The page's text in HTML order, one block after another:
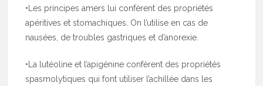
•Les principes amers lui confèrent des propriétés
apéritives et stomachiques. On l’utilise en cas de
nausées, de troubles gastriques et d’anorexie.
•La lutéoline et l’apigénine confèrent des propriétés
spasmolytiques qui font utiliser l’achillée dans les